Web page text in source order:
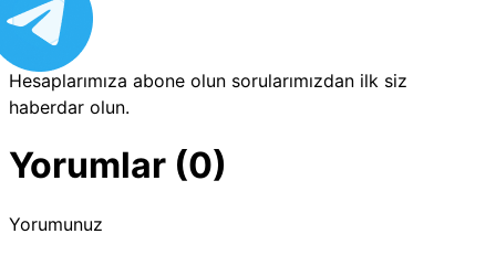
Hesaplarımıza abone olun sorularımızdan ilk siz
haberdar olun.
Yorumlar (0)
Yorumunuz